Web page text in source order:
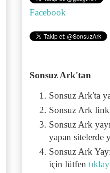
Facebook
Sonsuz Ark'tan
Sonsuz Ark'ta
Sonsuz Ark
Sonsuz Ark
yapan sitelerde
Sonsuz Ark
için lütfen